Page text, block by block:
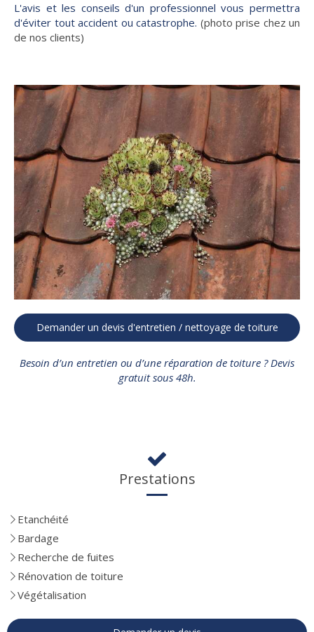
L'avis et les conseils d'un professionnel vous permettra
d'éviter tout accident ou catastrophe. (photo prise chez un
de nos clients)
Demander un devis d'entretien / nettoyage de toiture
Besoin d’un entretien ou d’une réparation de toiture ? Devis
gratuit sous 48h.
Prestations
Etanchéité
Bardage
Recherche de fuites
Rénovation de toiture
Végétalisation